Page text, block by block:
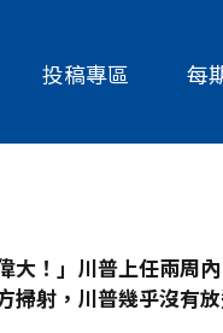
投稿專區 每
大！」川普上任兩周
射，川普幾乎沒有